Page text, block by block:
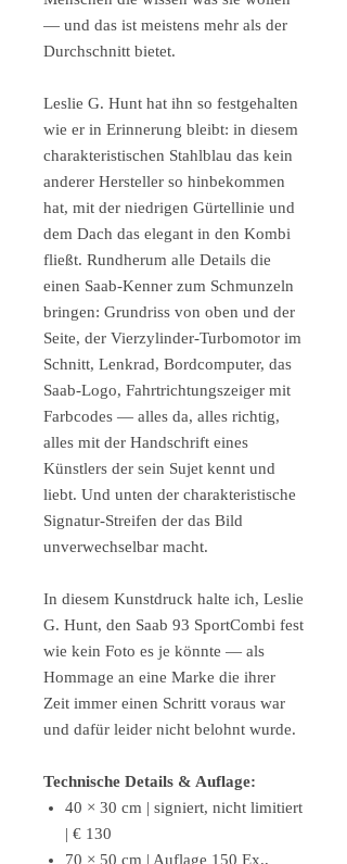
— und das ist meistens mehr als der
Durchschnitt bietet.
Leslie G. Hunt hat ihn so festgehalten
wie er in Erinnerung bleibt: in diesem
charakteristischen Stahlblau das kein
anderer Hersteller so hinbekommen
hat, mit der niedrigen Gürtellinie und
dem Dach das elegant in den Kombi
fließt. Rundherum alle Details die
einen Saab-Kenner zum Schmunzeln
bringen: Grundriss von oben und der
Seite, der Vierzylinder-Turbomotor im
Schnitt, Lenkrad, Bordcomputer, das
Saab-Logo, Fahrtrichtungszeiger mit
Farbcodes — alles da, alles richtig,
alles mit der Handschrift eines
Künstlers der sein Sujet kennt und
liebt. Und unten der charakteristische
Signatur-Streifen der das Bild
unverwechselbar macht.
In diesem Kunstdruck halte ich, Leslie
G. Hunt, den Saab 93 SportCombi fest
wie kein Foto es je könnte — als
Hommage an eine Marke die ihrer
Zeit immer einen Schritt voraus war
und dafür leider nicht belohnt wurde.
Technische Details & Auflage:
40 × 30 cm | signiert, nicht limitiert
| € 130
70 × 50 cm | Auflage 150 Ex.,